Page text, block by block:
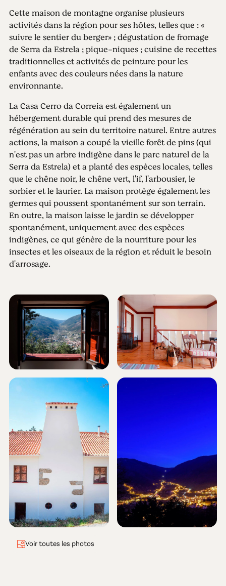
Cette maison de montagne organise plusieurs
activités dans la région pour ses hôtes, telles que : «
suivre le sentier du berger» ; dégustation de fromage
de Serra da Estrela ; pique-niques ; cuisine de recettes
traditionnelles et activités de peinture pour les
enfants avec des couleurs nées dans la nature
environnante.
La Casa Cerro da Correia est également un
hébergement durable qui prend des mesures de
régénération au sein du territoire naturel. Entre autres
actions, la maison a coupé la vieille forêt de pins (qui
n'est pas un arbre indigène dans le parc naturel de la
Serra da Estrela) et a planté des espèces locales, telles
que le chêne noir, le chêne vert, l'if, l'arbousier, le
sorbier et le laurier. La maison protège également les
germes qui poussent spontanément sur son terrain.
En outre, la maison laisse le jardin se développer
spontanément, uniquement avec des espèces
indigènes, ce qui génère de la nourriture pour les
insectes et les oiseaux de la région et réduit le besoin
d'arrosage.
Voir toutes les photos